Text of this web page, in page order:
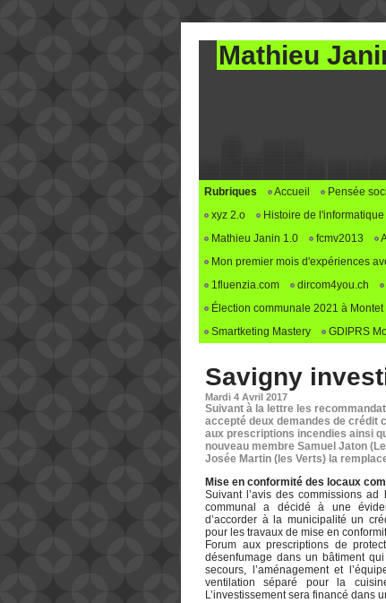
Mathieu
Rubriques Accueil Pensée
xyz 2.o
Histoire de l'informatique
Mathieu Janin 1.0
fcmv2013
Mon premier mois d'expériences
1fluenzia.com
dircom4you.ch
Élection communale 2021 à
Smartketing Mastery
GDIPRS
Savigny
Mardi 4 Avril 2017
Suivant à la lettre les
accepté deux demandes de crédit
aux prescriptions incendies ainsi
nouveau membre Samuel Jaton
Josée Martin (les Verts) la
Mise en conformité des locaux
Suivant l’avis des commissions ad
communal a décidé à une
d’accorder à la municipalité un
pour les travaux de mise en
Forum aux prescriptions de
désenfumage dans un bâtiment
secours, l’aménagement et
ventilation séparé pour la
L’investissement sera financé dans